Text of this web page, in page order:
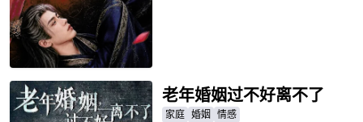
老年婚姻过不好离不了
家庭 婚姻 情感